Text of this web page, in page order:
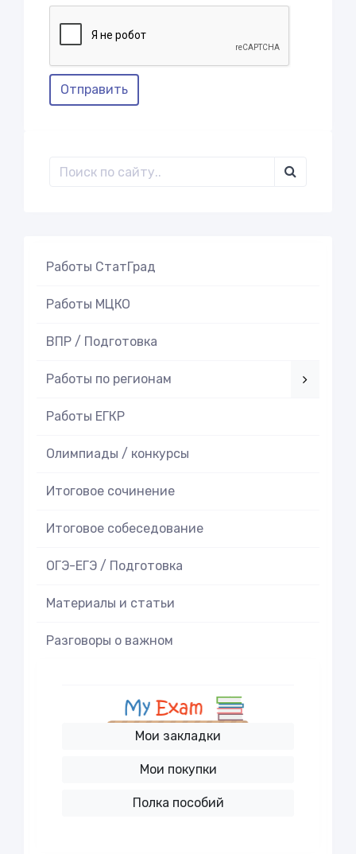
Отправить
Работы СтатГрад
Работы МЦКО
ВПР / Подготовка
Работы по регионам
Работы ЕГКР
Олимпиады / конкурсы
Итоговое cочинение
Итоговое cобеседование
ОГЭ-ЕГЭ / Подготовка
Материалы и статьи
Разговоры о важном
Мои закладки
Мои покупки
Полка пособий